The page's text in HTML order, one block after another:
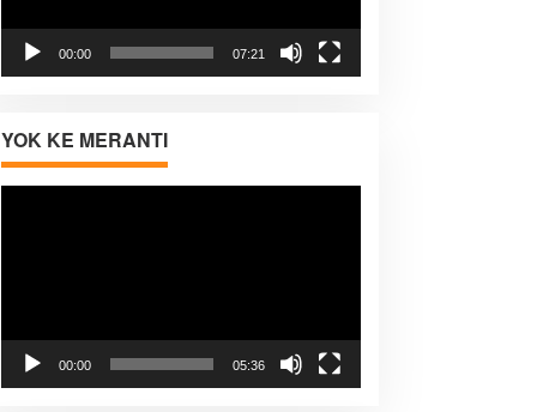
00:00 07:21
YOK KE MERANTI
00:00 05:36